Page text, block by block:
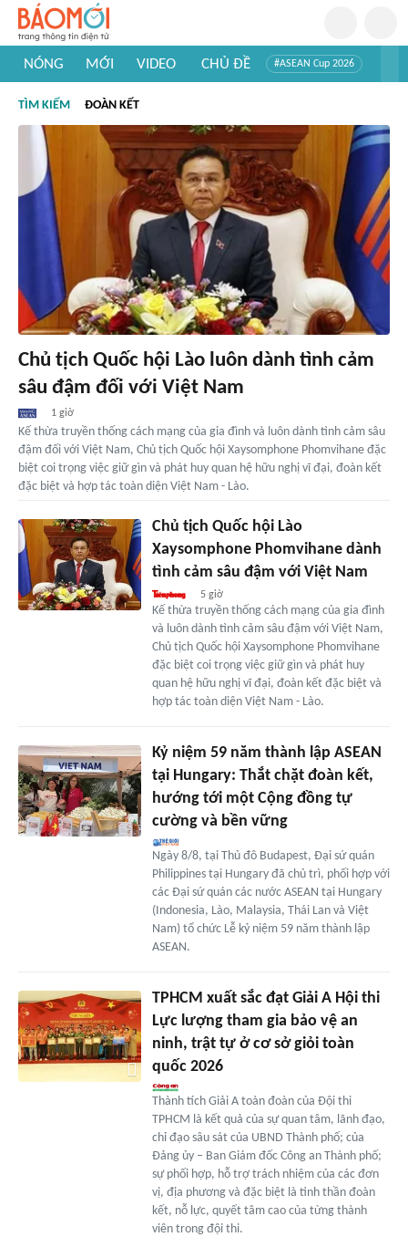
NÓNG MỚI VIDEO CHỦ ĐỀ #ASEAN Cup 2026
#Khám phá thế giới
TÌM KIẾM ĐOÀN KẾT
Chủ tịch Quốc hội Lào luôn dành tình cảm
sâu đậm đối với Việt Nam
1 giờ
Kế thừa truyền thống cách mạng của gia đình và luôn dành tình cảm sâu
đậm đối với Việt Nam, Chủ tịch Quốc hội Xaysomphone Phomvihane đặc
biệt coi trọng việc giữ gìn và phát huy quan hệ hữu nghị vĩ đại, đoàn kết
đặc biệt và hợp tác toàn diện Việt Nam - Lào.
Chủ tịch Quốc hội Lào
Xaysomphone Phomvihane dành
tình cảm sâu đậm với Việt Nam
5 giờ
Kế thừa truyền thống cách mạng của gia đình
và luôn dành tình cảm sâu đậm với Việt Nam,
Chủ tịch Quốc hội Xaysomphone Phomvihane
đặc biệt coi trọng việc giữ gìn và phát huy
quan hệ hữu nghị vĩ đại, đoàn kết đặc biệt và
hợp tác toàn diện Việt Nam - Lào.
Kỷ niệm 59 năm thành lập ASEAN
tại Hungary: Thắt chặt đoàn kết,
hướng tới một Cộng đồng tự
cường và bền vững
Ngày 8/8, tại Thủ đô Budapest, Đại sứ quán
Philippines tại Hungary đã chủ trì, phối hợp với
các Đại sứ quán các nước ASEAN tại Hungary
(Indonesia, Lào, Malaysia, Thái Lan và Việt
Nam) tổ chức Lễ kỷ niệm 59 năm thành lập
ASEAN.
TPHCM xuất sắc đạt Giải A Hội thi
Lực lượng tham gia bảo vệ an
ninh, trật tự ở cơ sở giỏi toàn
quốc 2026
Thành tích Giải A toàn đoàn của Đội thi
TPHCM là kết quả của sự quan tâm, lãnh đạo,
chỉ đạo sâu sát của UBND Thành phố; của
Đảng ủy – Ban Giám đốc Công an Thành phố;
sự phối hợp, hỗ trợ trách nhiệm của các đơn
vị, địa phương và đặc biệt là tinh thần đoàn
kết, nỗ lực, quyết tâm cao của từng thành
viên trong đội thi.